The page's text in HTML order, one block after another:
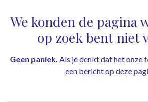
Fout 404
We konden de pagina
op zoek bent niet
Geen paniek. Als je denkt dat het onze
een bericht op deze